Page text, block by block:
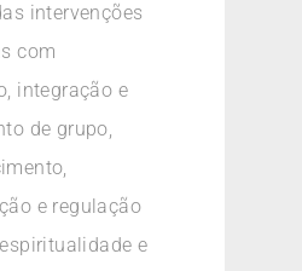
intervenções
com
integração e
de grupo,
e regulação
e